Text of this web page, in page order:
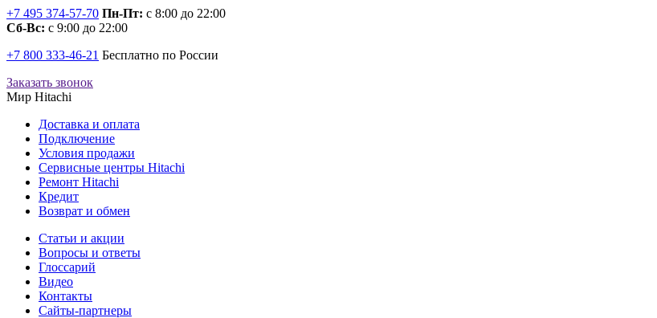
+7 495 374-57-70 Пн-Пт: с 8:00 до 22:00
Сб-Вс: с 9:00 до 22:00
+7 800 333-46-21 Бесплатно по России
Заказать звонок
Мир Hitachi
Доставка и оплата
Подключение
Условия продажи
Сервисные центры Hitachi
Ремонт Hitachi
Кредит
Возврат и обмен
Cтатьи и акции
Вопросы и ответы
Глоссарий
Видео
Контакты
Сайты-партнеры